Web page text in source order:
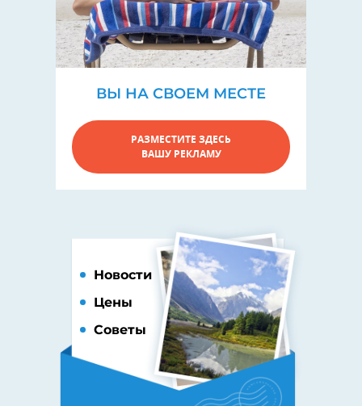
ВЫ НА СВОЕМ МЕСТЕ
РАЗМЕСТИТЕ ЗДЕСЬ
ВАШУ РЕКЛАМУ
Новости
Цены
Советы